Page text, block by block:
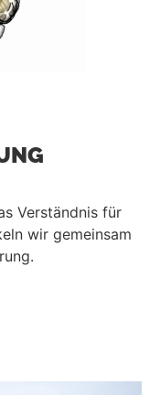
Verständnis für
wir gemeinsam